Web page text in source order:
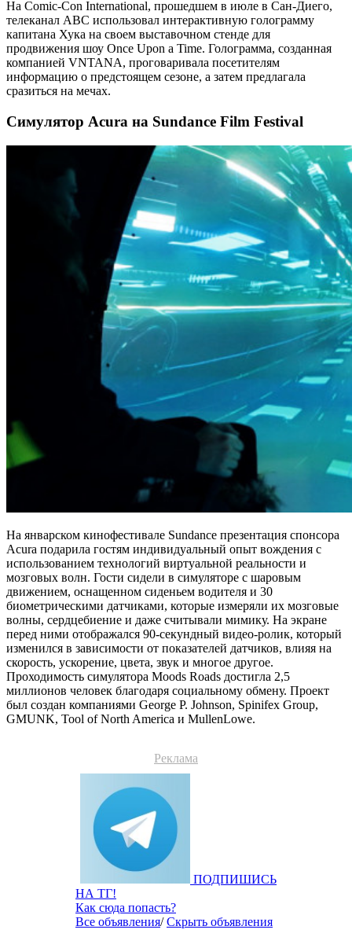
На Comic-Con International, прошедшем в июле в Сан-Диего,
телеканал ABC использовал интерактивную голограмму
капитана Хука на своем выставочном стенде для
продвижения шоу Once Upon a Time. Голограмма, созданная
компанией VNTANA, проговаривала посетителям
информацию о предстоящем сезоне, а затем предлагала
сразиться на мечах.
Симулятор Acura на Sundance Film Festival
На январском кинофестивале Sundance презентация спонсора
Acura подарила гостям индивидуальный опыт вождения с
использованием технологий виртуальной реальности и
мозговых волн. Гости сидели в симуляторе с шаровым
движением, оснащенном сиденьем водителя и 30
биометрическими датчиками, которые измеряли их мозговые
волны, сердцебиение и даже считывали мимику. На экране
перед ними отображался 90-секундный видео-ролик, который
изменился в зависимости от показателей датчиков, влияя на
скорость, ускорение, цвета, звук и многое другое.
Проходимость симулятора Moods Roads достигла 2,5
миллионов человек благодаря социальному обмену. Проект
был создан компаниями George P. Johnson, Spinifex Group,
GMUNK, Tool of North America и MullenLowe.
Реклама
ПОДПИШИСЬ
НА ТГ!
Как сюда попасть?
Все объявления/Скрыть объявления